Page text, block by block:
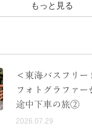
もっと見る
＜東海バスフリー
フォトグラファ
途中下車の旅②
2026.07.29